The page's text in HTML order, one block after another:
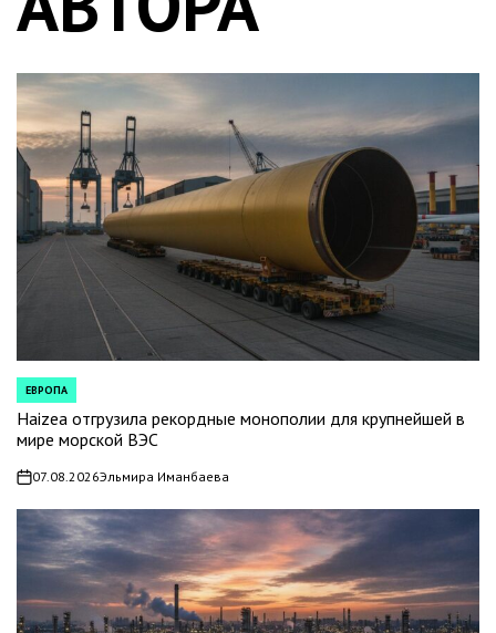
POSTED
IN
ЕВРОПА
Haizea отгрузила рекордные монополии для крупнейшей в
мире морской ВЭС
on07.08.2026Эльмира Иманбаева